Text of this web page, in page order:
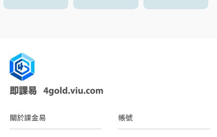
關於課金易 帳號